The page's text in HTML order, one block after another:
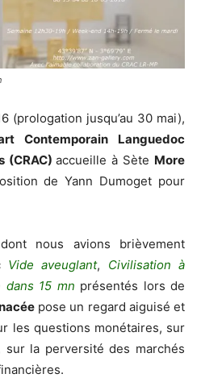
(prologation jusqu’au 30 mai),
Contemporain Languedoc
(CRAC)accueille à Sète More
de Yann Dumoget pour
nous avions brièvement
Vide aveuglant, Civilisation à
dans 15 mn présentés lors de
pose un regard aiguisé et
les questions monétaires, sur
sur la perversité des marchés